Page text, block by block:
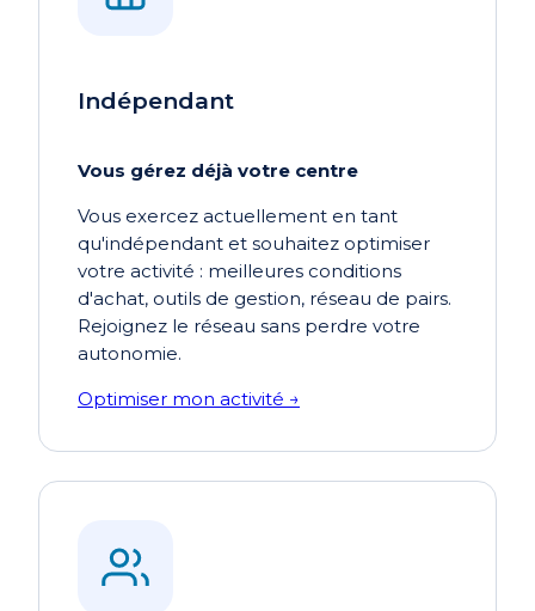
Indépendant
Vous gérez déjà votre centre
Vous exercez actuellement en tant
qu'indépendant et souhaitez optimiser
votre activité : meilleures conditions
d'achat, outils de gestion, réseau de pairs.
Rejoignez le réseau sans perdre votre
autonomie.
Optimiser mon activité →